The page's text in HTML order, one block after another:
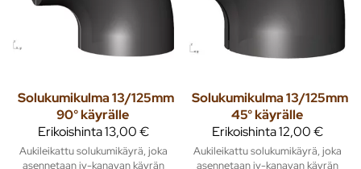
Solukumikulma 13/125mm
90° käyrälle
Erikoishinta13,00 €
Aukileikattu solukumikäyrä, joka
asennetaan iv-kanavan käyrän
Solukumikulma 13/125mm
45° käyrälle
Erikoishinta12,00 €
Aukileikattu solukumikäyrä, joka
asennetaan iv-kanavan käyrän